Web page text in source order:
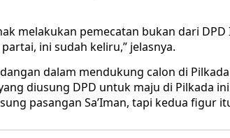
melakukan pemecatan bukan dari DPD
ini sudah keliru,” jelasnya.
dalam mendukung calon di
diusung DPD untuk maju di Pilkada
pasangan Sa’Iman, tapi kedua figur